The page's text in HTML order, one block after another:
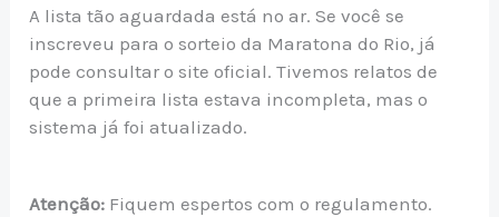
A lista tão aguardada está no ar. Se você se
inscreveu para o sorteio da Maratona do Rio, já
pode consultar o site oficial. Tivemos relatos de
que a primeira lista estava incompleta, mas o
sistema já foi atualizado.
Atenção: Fiquem espertos com o regulamento.